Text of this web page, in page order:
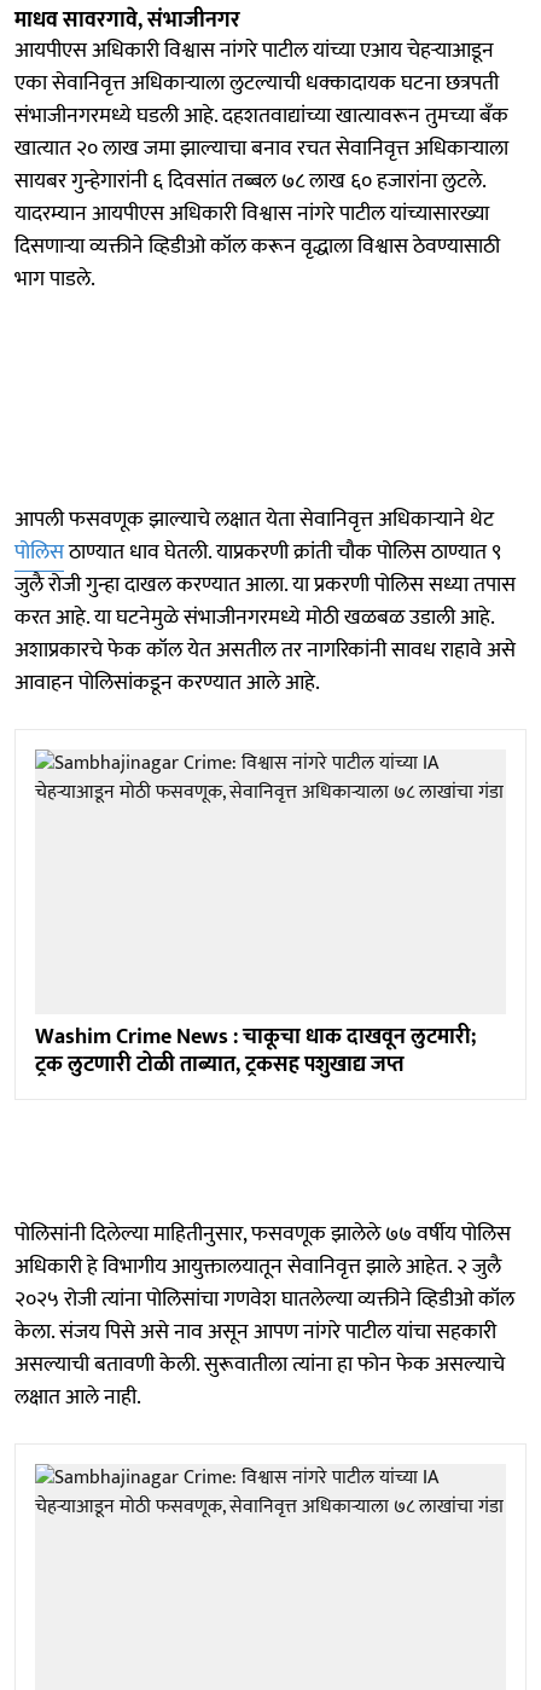
माधव सावरगावे, संभाजीनगर
आयपीएस अधिकारी विश्वास नांगरे पाटील यांच्या एआय चेहऱ्याआडून
एका सेवानिवृत्त अधिकाऱ्याला लुटल्याची धक्कादायक घटना छत्रपती
संभाजीनगरमध्ये घडली आहे. दहशतवाद्यांच्या खात्यावरून तुमच्या बँक
खात्यात २० लाख जमा झाल्याचा बनाव रचत सेवानिवृत्त अधिकाऱ्याला
सायबर गुन्हेगारांनी ६ दिवसांत तब्बल ७८ लाख ६० हजारांना लुटले.
यादरम्यान आयपीएस अधिकारी विश्वास नांगरे पाटील यांच्यासारख्या
दिसणाऱ्या व्यक्तीने व्हिडीओ कॉल करून वृद्धाला विश्वास ठेवण्यासाठी
भाग पाडले.
आपली फसवणूक झाल्याचे लक्षात येता सेवानिवृत्त अधिकाऱ्याने थेट
पोलिसठाण्यात धाव घेतली. याप्रकरणी क्रांती चौक पोलिस ठाण्यात ९
जुलै रोजी गुन्हा दाखल करण्यात आला. या प्रकरणी पोलिस सध्या तपास
करत आहे. या घटनेमुळे संभाजीनगरमध्ये मोठी खळबळ उडाली आहे.
अशाप्रकारचे फेक कॉल येत असतील तर नागरिकांनी सावध राहावे असे
आवाहन पोलिसांकडून करण्यात आले आहे.
Washim Crime News : चाकूचा धाक दाखवून लुटमारी;
ट्रक लुटणारी टोळी ताब्यात, ट्रकसह पशुखाद्य जप्त
पोलिसांनी दिलेल्या माहितीनुसार, फसवणूक झालेले ७७ वर्षीय पोलिस
अधिकारी हे विभागीय आयुक्तालयातून सेवानिवृत्त झाले आहेत. २ जुलै
२०२५ रोजी त्यांना पोलिसांचा गणवेश घातलेल्या व्यक्तीने व्हिडीओ कॉल
केला. संजय पिसे असे नाव असून आपण नांगरे पाटील यांचा सहकारी
असल्याची बतावणी केली. सुरूवातीला त्यांना हा फोन फेक असल्याचे
लक्षात आले नाही.